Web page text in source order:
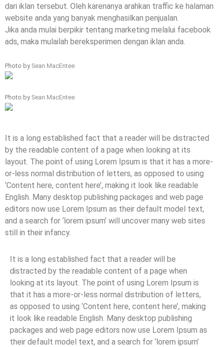
dari iklan tersebut. Oleh karenanya arahkan traffic ke halaman
website anda yang banyak menghasilkan penjualan.
Jika anda mulai berpikir tentang marketing melalui facebook
ads, maka mulailah bereksperimen dengan iklan anda.
Photo by Sean MacEntee
Photo by Sean MacEntee
It is a long established fact that a reader will be distracted
by the readable content of a page when looking at its
layout. The point of using Lorem Ipsum is that it has a more-
or-less normal distribution of letters, as opposed to using
‘Content here, content here’, making it look like readable
English. Many desktop publishing packages and web page
editors now use Lorem Ipsum as their default model text,
and a search for ‘lorem ipsum’ will uncover many web sites
still in their infancy.
It is a long established fact that a reader will be
distracted by the readable content of a page when
looking at its layout. The point of using Lorem Ipsum is
that it has a more-or-less normal distribution of letters,
as opposed to using ‘Content here, content here’, making
it look like readable English. Many desktop publishing
packages and web page editors now use Lorem Ipsum as
their default model text, and a search for ‘lorem ipsum’